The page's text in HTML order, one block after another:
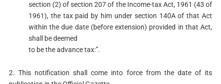
section (2) of section 207 of the Income-tax Act, 1961 (43 of
1961), the tax paid by him under section 140A of that Act
within the due date (before extension) provided in that Act,
shall be deemed
to be the advance tax:”.
2. This notification shall come into force from the date of its